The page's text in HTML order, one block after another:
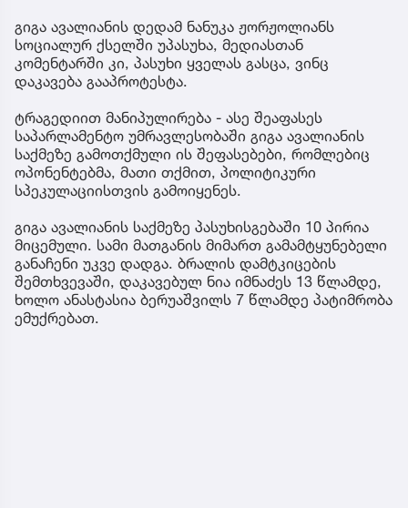
გიგა ავალიანის დედამ ნანუკა ჟორჟოლიანს
სოციალურ ქსელში უპასუხა, მედიასთან
კომენტარში კი, პასუხი ყველას გასცა, ვინც
დაკავება გააპროტესტა.
ტრაგედიით მანიპულირება - ასე შეაფასეს
საპარლამენტო უმრავლესობაში გიგა ავალიანის
საქმეზე გამოთქმული ის შეფასებები, რომლებიც
ოპონენტებმა, მათი თქმით, პოლიტიკური
სპეკულაციისთვის გამოიყენეს.
გიგა ავალიანის საქმეზე პასუხისგებაში 10 პირია
მიცემული. სამი მათგანის მიმართ გამამტყუნებელი
განაჩენი უკვე დადგა. ბრალის დამტკიცების
შემთხვევაში, დაკავებულ ნია იმნაძეს 13 წლამდე,
ხოლო ანასტასია ბერუაშვილს 7 წლამდე პატიმრობა
ემუქრებათ.